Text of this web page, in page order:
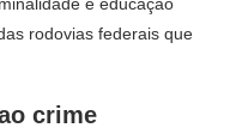
e educação
rodovias federais que
crime